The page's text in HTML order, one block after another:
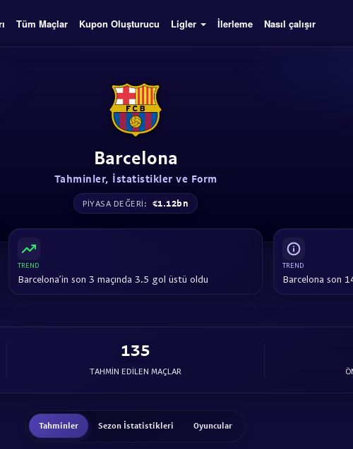
Tüm Maçlar Kupon Oluşturucu Ligler İlerleme Nasıl çalışır
Barcelona
Tahminler, İstatistikler ve Form
PIYASA DEĞERI: €1.12bn
TREND
Barcelona’in son 3 maçında 3.5 gol üstü oldu
TREND
Barcelona son
135
TAHMIN EDILEN MAÇLAR
Tahminler Sezon İstatistikleri Oyuncular